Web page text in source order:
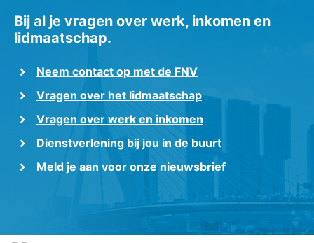
Bij al je vragen over werk, inkomen en
lidmaatschap.
Neem contact op met de FNV
Vragen over het lidmaatschap
Vragen over werk en inkomen
Dienstverlening bij jou in de buurt
Meld je aan voor onze nieuwsbrief